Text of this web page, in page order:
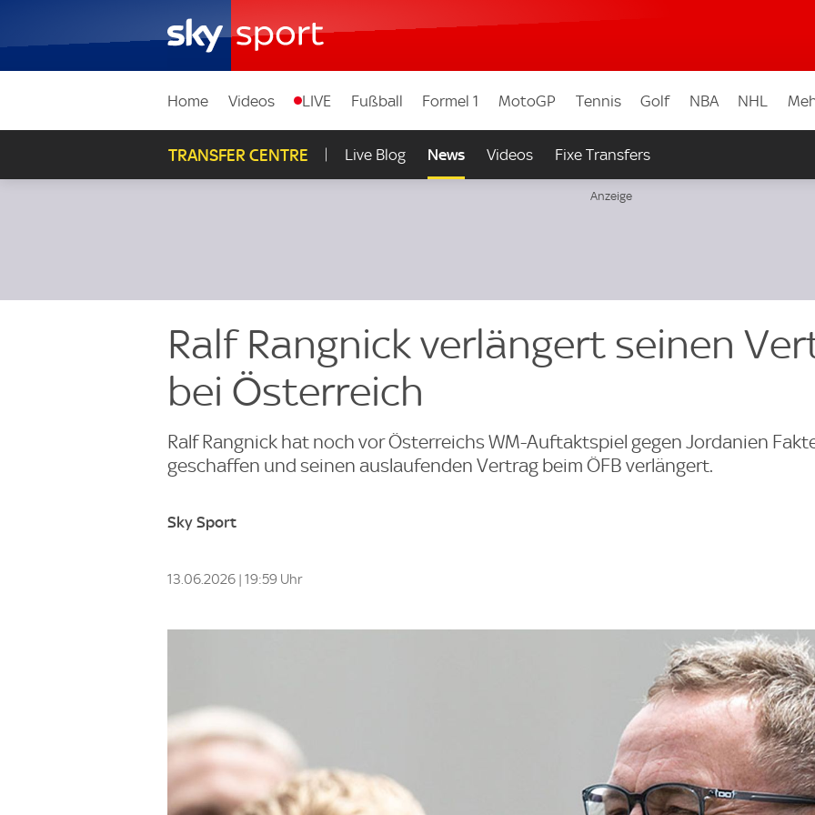
Home Videos LIVE Fußball Formel 1 MotoGP Tennis Golf NBA NHL
TRANSFER CENTRE Live Blog News Videos Fixe Transfers
Ralf Rangnick verlängert seinen
bei Österreich
Ralf Rangnick hat noch vor Österreichs WM-Auftaktspiel gegen Jordanien
geschaffen und seinen auslaufenden Vertrag beim ÖFB verlängert.
Sky Sport
13.06.2026 | 19:59 Uhr